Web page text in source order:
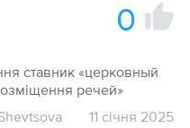
0
ставник «церковный
речей»
11 січня 2025